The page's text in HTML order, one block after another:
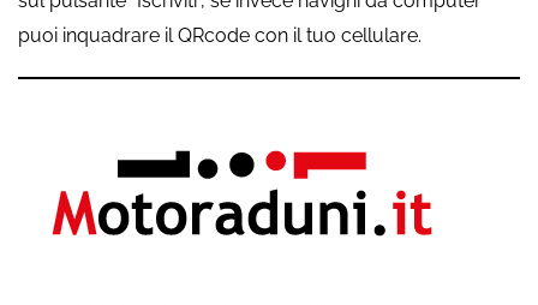
puoi inquadrare il QRcode con il tuo cellulare.